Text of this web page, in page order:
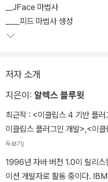
다른 플러그인이 기능을 기여할
언적 서비스(Declarative
사용해서 동적으로 OSGi에 기
기여하기 위한 프래그먼트 사용
__JFace 마법사
____피드 마법사 생성
저자 소개
지은이: 알렉스 블루윗
최근작 : <이클립스 4 기반 플
이클립스 플러그인 개발>,<이
두보기)
1996년 자바 버전 1.0이 릴리스
이션 개발자로 활동 중이다.